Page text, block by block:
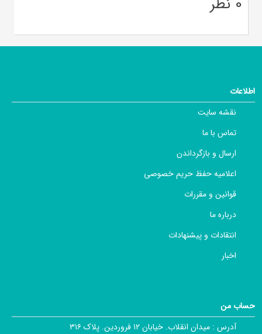
اطلاعات
نقشه سایت
تماس با ما
ارسال و بازگرداندن
اعلامیه حفظ حریم خصوصی
قوانین و مقررات
درباره ما
انتقادات و پیشنهادات
اخبار
حساب من
آدرس : میدان انقلاب. خیابان ۱۲ فروردین. پلاک ۳۱۶